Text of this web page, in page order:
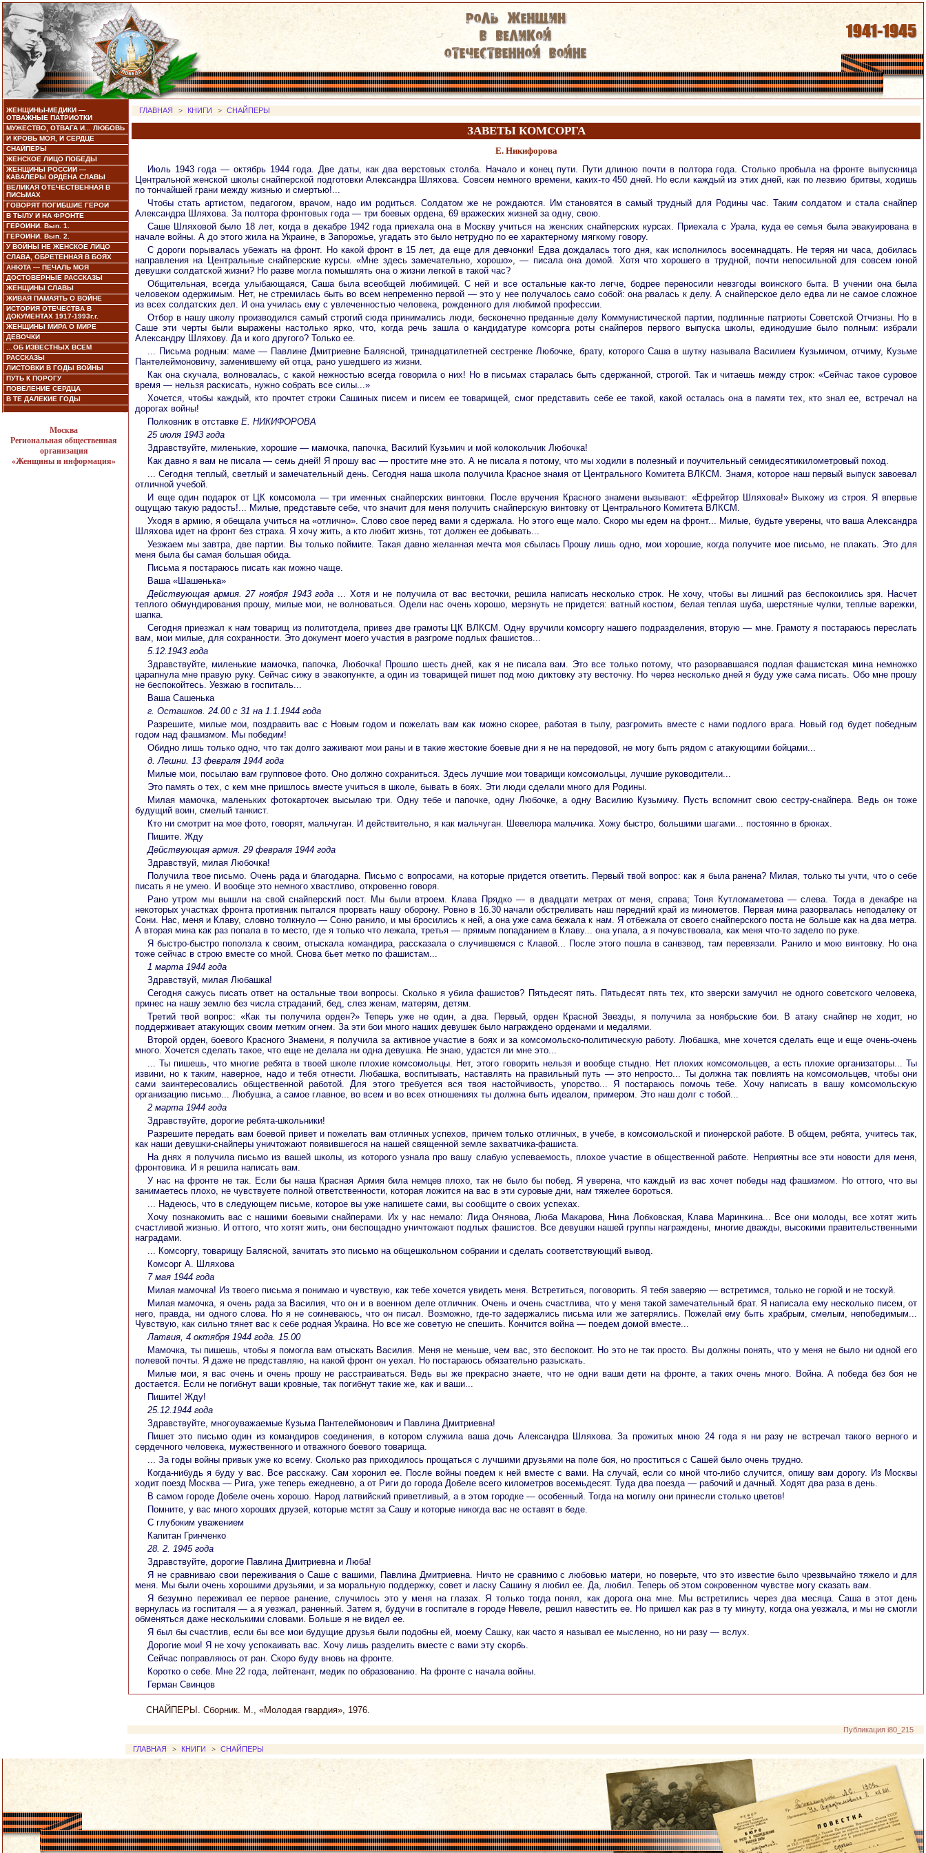
ЖЕНЩИНЫ-МЕДИКИ —
ОТВАЖНЫЕ ПАТРИОТКИ
МУЖЕСТВО, ОТВАГА И... ЛЮБОВЬ
И КРОВЬ МОЯ, И СЕРДЦЕ
СНАЙПЕРЫ
ЖЕНСКОЕ ЛИЦО ПОБЕДЫ
ЖЕНЩИНЫ РОССИИ —
КАВАЛЕРЫ ОРДЕНА СЛАВЫ
ВЕЛИКАЯ ОТЕЧЕСТВЕННАЯ В
ПИСЬМАХ
ГОВОРЯТ ПОГИБШИЕ ГЕРОИ
В ТЫЛУ И НА ФРОНТЕ
ГЕРОИНИ. Вып. 1.
ГЕРОИНИ. Вып. 2.
У ВОЙНЫ НЕ ЖЕНСКОЕ ЛИЦО
СЛАВА, ОБРЕТЕННАЯ В БОЯХ
АНЮТА — ПЕЧАЛЬ МОЯ
ДОСТОВЕРНЫЕ РАССКАЗЫ
ЖЕНЩИНЫ СЛАВЫ
ЖИВАЯ ПАМАЯТЬ О ВОЙНЕ
ИСТОРИЯ ОТЕЧЕСТВА В
ДОКУМЕНТАХ 1917-1993г.г.
ЖЕНЩИНЫ МИРА О МИРЕ
ДЕВОЧКИ
…ОБ ИЗВЕСТНЫХ ВСЕМ
РАССКАЗЫ
ЛИСТОВКИ В ГОДЫ ВОЙНЫ
ПУТЬ К ПОРОГУ
ПОВЕЛЕНИЕ СЕРДЦА
В ТЕ ДАЛЕКИЕ ГОДЫ
Москва
Региональная общественная
организация
«Женщины и информация»
ГЛАВНАЯ > КНИГИ > СНАЙПЕРЫ
ЗАВЕТЫ КОМСОРГА
Е. Никифорова
Июль 1943 года — октябрь 1944 года. Две даты, как два верстовых столба. Начало и конец пути. Пути длиною почти в полтора года. Столько пробыла на фронте выпускница
Центральной женской школы снайперской подготовки Александра Шляхова. Совсем немного времени, каких-то 450 дней. Но если каждый из этих дней, как по лезвию бритвы, ходишь
по тончайшей грани между жизнью и смертью!...
Чтобы стать артистом, педагогом, врачом, надо им родиться. Солдатом же не рождаются. Им становятся в самый трудный для Родины час. Таким солдатом и стала снайпер
Александра Шляхова. За полтора фронтовых года — три боевых ордена, 69 вражеских жизней за одну, свою.
Саше Шляховой было 18 лет, когда в декабре 1942 года приехала она в Москву учиться на женских снайперских курсах. Приехала с Урала, куда ее семья была эвакуирована в
начале войны. А до этого жила на Украине, в Запорожье, угадать это было нетрудно по ее характерному мягкому говору.
С дороги порывалась убежать на фронт. Но какой фронт в 15 лет, да еще для девчонки! Едва дождалась того дня, как исполнилось восемнадцать. Не теряя ни часа, добилась
направления на Центральные снайперские курсы. «Мне здесь замечательно, хорошо», — писала она домой. Хотя что хорошего в трудной, почти непосильной для совсем юной
девушки солдатской жизни? Но разве могла помышлять она о жизни легкой в такой час?
Общительная, всегда улыбающаяся, Саша была всеобщей любимицей. С ней и все остальные как-то легче, бодрее переносили невзгоды воинского быта. В учении она была
человеком одержимым. Нет, не стремилась быть во всем непременно первой — это у нее получалось само собой: она рвалась к делу. А снайперское дело едва ли не самое сложное
из всех солдатских дел. И она училась ему с увлеченностью человека, рожденного для любимой профессии.
Отбор в нашу школу производился самый строгий сюда принимались люди, бесконечно преданные делу Коммунистической партии, подлинные патриоты Советской Отчизны. Но в
Саше эти черты были выражены настолько ярко, что, когда речь зашла о кандидатуре комсорга роты снайперов первого выпуска школы, единодушие было полным: избрали
Александру Шляхову. Да и кого другого? Только ее.
... Письма родным: маме — Павлине Дмитриевне Балясной, тринадцатилетней сестренке Любочке, брату, которого Саша в шутку называла Василием Кузьмичом, отчиму, Кузьме
Пантелеймоновичу, заменившему ей отца, рано ушедшего из жизни.
Как она скучала, волновалась, с какой нежностью всегда говорила о них! Но в письмах старалась быть сдержанной, строгой. Так и читаешь между строк: «Сейчас такое суровое
время — нельзя раскисать, нужно собрать все силы...»
Хочется, чтобы каждый, кто прочтет строки Сашиных писем и писем ее товарищей, смог представить себе ее такой, какой осталась она в памяти тех, кто знал ее, встречал на
дорогах войны!
Полковник в отставке Е. НИКИФОРОВА
25 июля 1943 года
Здравствуйте, миленькие, хорошие — мамочка, папочка, Василий Кузьмич и мой колокольчик Любочка!
Как давно я вам не писала — семь дней! Я прошу вас — простите мне это. А не писала я потому, что мы ходили в полезный и поучительный семидесятикилометровый поход.
... Сегодня теплый, светлый и замечательный день. Сегодня наша школа получила Красное знамя от Центрального Комитета ВЛКСМ. Знамя, которое наш первый выпуск завоевал
отличной учебой.
И еще один подарок от ЦК комсомола — три именных снайперских винтовки. После вручения Красного знамени вызывают: «Ефрейтор Шляхова!» Выхожу из строя. Я впервые
ощущаю такую радость!... Милые, представьте себе, что значит для меня получить снайперскую винтовку от Центрального Комитета ВЛКСМ.
Уходя в армию, я обещала учиться на «отлично». Слово свое перед вами я сдержала. Но этого еще мало. Скоро мы едем на фронт... Милые, будьте уверены, что ваша Александра
Шляхова идет на фронт без страха. Я хочу жить, а кто любит жизнь, тот должен ее добывать...
Уезжаем мы завтра, две партии. Вы только поймите. Такая давно желанная мечта моя сбылась Прошу лишь одно, мои хорошие, когда получите мое письмо, не плакать. Это для
меня была бы самая большая обида.
Письма я постараюсь писать как можно чаще.
Ваша «Шашенька»
Действующая армия. 27 ноября 1943 года ... Хотя и не получила от вас весточки, решила написать несколько строк. Не хочу, чтобы вы лишний раз беспокоились зря. Насчет
теплого обмундирования прошу, милые мои, не волноваться. Одели нас очень хорошо, мерзнуть не придется: ватный костюм, белая теплая шуба, шерстяные чулки, теплые варежки,
шапка.
Сегодня приезжал к нам товарищ из политотдела, привез две грамоты ЦК ВЛКСМ. Одну вручили комсоргу нашего подразделения, вторую — мне. Грамоту я постараюсь переслать
вам, мои милые, для сохранности. Это документ моего участия в разгроме подлых фашистов...
5.12.1943 года
Здравствуйте, миленькие мамочка, папочка, Любочка! Прошло шесть дней, как я не писала вам. Это все только потому, что разорвавшаяся подлая фашистская мина немножко
царапнула мне правую руку. Сейчас сижу в эвакопункте, а один из товарищей пишет под мою диктовку эту весточку. Но через несколько дней я буду уже сама писать. Обо мне прошу
не беспокойтесь. Уезжаю в госпиталь...
Ваша Сашенька
г. Осташков. 24.00 с 31 на 1.1.1944 года
Разрешите, милые мои, поздравить вас с Новым годом и пожелать вам как можно скорее, работая в тылу, разгромить вместе с нами подлого врага. Новый год будет победным
годом над фашизмом. Мы победим!
Обидно лишь только одно, что так долго заживают мои раны и в такие жестокие боевые дни я не на передовой, не могу быть рядом с атакующими бойцами...
д. Лешни. 13 февраля 1944 года
Милые мои, посылаю вам групповое фото. Оно должно сохраниться. Здесь лучшие мои товарищи комсомольцы, лучшие руководители...
Это память о тех, с кем мне пришлось вместе учиться в школе, бывать в боях. Эти люди сделали много для Родины.
Милая мамочка, маленьких фотокарточек высылаю три. Одну тебе и папочке, одну Любочке, а одну Василию Кузьмичу. Пусть вспомнит свою сестру-снайпера. Ведь он тоже
будущий воин, смелый танкист.
Кто ни смотрит на мое фото, говорят, мальчуган. И действительно, я как мальчуган. Шевелюра мальчика. Хожу быстро, большими шагами... постоянно в брюках.
Пишите. Жду
Действующая армия. 29 февраля 1944 года
Здравствуй, милая Любочка!
Получила твое письмо. Очень рада и благодарна. Письмо с вопросами, на которые придется ответить. Первый твой вопрос: как я была ранена? Милая, только ты учти, что о себе
писать я не умею. И вообще это немного хвастливо, откровенно говоря.
Рано утром мы вышли на свой снайперский пост. Мы были втроем. Клава Прядко — в двадцати метрах от меня, справа; Тоня Кутломаметова — слева. Тогда в декабре на
некоторых участках фронта противник пытался прорвать нашу оборону. Ровно в 16.30 начали обстреливать наш передний край из минометов. Первая мина разорвалась неподалеку от
Сони. Нас, меня и Клаву, словно толкнуло — Соню ранило, и мы бросились к ней, а она уже сама бежала к нам. Я отбежала от своего снайперского поста не больше как на два метра.
А вторая мина как раз попала в то место, где я только что лежала, третья — прямым попаданием в Клаву... она упала, а я почувствовала, как меня что-то задело по руке.
Я быстро-быстро поползла к своим, отыскала командира, рассказала о случившемся с Клавой... После этого пошла в санвзвод, там перевязали. Ранило и мою винтовку. Но она
тоже сейчас в строю вместе со мной. Снова бьет метко по фашистам...
1 марта 1944 года
Здравствуй, милая Любашка!
Сегодня сажусь писать ответ на остальные твои вопросы. Сколько я убила фашистов? Пятьдесят пять. Пятьдесят пять тех, кто зверски замучил не одного советского человека,
принес на нашу землю без числа страданий, бед, слез женам, матерям, детям.
Третий твой вопрос: «Как ты получила орден?» Теперь уже не один, а два. Первый, орден Красной Звезды, я получила за ноябрьские бои. В атаку снайпер не ходит, но
поддерживает атакующих своим метким огнем. За эти бои много наших девушек было награждено орденами и медалями.
Второй орден, боевого Красного Знамени, я получила за активное участие в боях и за комсомольско-политическую работу. Любашка, мне хочется сделать еще и еще очень-очень
много. Хочется сделать такое, что еще не делала ни одна девушка. Не знаю, удастся ли мне это...
... Ты пишешь, что многие ребята в твоей школе плохие комсомольцы. Нет, этого говорить нельзя и вообще стыдно. Нет плохих комсомольцев, а есть плохие организаторы... Ты
извини, но к таким, наверное, надо и тебя отнести. Любашка, воспитывать, наставлять на правильный путь — это непросто... Ты должна так повлиять на комсомольцев, чтобы они
сами заинтересовались общественной работой. Для этого требуется вся твоя настойчивость, упорство... Я постараюсь помочь тебе. Хочу написать в вашу комсомольскую
организацию письмо... Любушка, а самое главное, во всем и во всех отношениях ты должна быть идеалом, примером. Это наш долг с тобой...
2 марта 1944 года
Здравствуйте, дорогие ребята-школьники!
Разрешите передать вам боевой привет и пожелать вам отличных успехов, причем только отличных, в учебе, в комсомольской и пионерской работе. В общем, ребята, учитесь так,
как наши девушки-снайперы уничтожают появившегося на нашей священной земле захватчика-фашиста.
На днях я получила письмо из вашей школы, из которого узнала про вашу слабую успеваемость, плохое участие в общественной работе. Неприятны все эти новости для меня,
фронтовика. И я решила написать вам.
У нас на фронте не так. Если бы наша Красная Армия била немцев плохо, так не было бы побед. Я уверена, что каждый из вас хочет победы над фашизмом. Но оттого, что вы
занимаетесь плохо, не чувствуете полной ответственности, которая ложится на вас в эти суровые дни, нам тяжелее бороться.
... Надеюсь, что в следующем письме, которое вы уже напишете сами, вы сообщите о своих успехах.
Хочу познакомить вас с нашими боевыми снайперами. Их у нас немало: Лида Онянова, Люба Макарова, Нина Лобковская, Клава Маринкина... Все они молоды, все хотят жить
счастливой жизнью. И оттого, что хотят жить, они беспощадно уничтожают подлых фашистов. Все девушки нашей группы награждены, многие дважды, высокими правительственными
наградами.
... Комсоргу, товарищу Балясной, зачитать это письмо на общешкольном собрании и сделать соответствующий вывод.
Комсорг А. Шляхова
7 мая 1944 года
Милая мамочка! Из твоего письма я понимаю и чувствую, как тебе хочется увидеть меня. Встретиться, поговорить. Я тебя заверяю — встретимся, только не горюй и не тоскуй.
Милая мамочка, я очень рада за Василия, что он и в военном деле отличник. Очень и очень счастлива, что у меня такой замечательный брат. Я написала ему несколько писем, от
него, правда, ни одного слова. Но я не сомневаюсь, что он писал. Возможно, где-то задержались письма или же затерялись. Пожелай ему быть храбрым, смелым, непобедимым...
Чувствую, как сильно тянет вас к себе родная Украина. Но все же советую не спешить. Кончится война — поедем домой вместе...
Латвия, 4 октября 1944 года. 15.00
Мамочка, ты пишешь, чтобы я помогла вам отыскать Василия. Меня не меньше, чем вас, это беспокоит. Но это не так просто. Вы должны понять, что у меня не было ни одной его
полевой почты. Я даже не представляю, на какой фронт он уехал. Но постараюсь обязательно разыскать.
Милые мои, я вас очень и очень прошу не расстраиваться. Ведь вы же прекрасно знаете, что не одни ваши дети на фронте, а таких очень много. Война. А победа без боя не
достается. Если не погибнут ваши кровные, так погибнут такие же, как и ваши...
Пишите! Жду!
25.12.1944 года
Здравствуйте, многоуважаемые Кузьма Пантелеймонович и Павлина Дмитриевна!
Пишет это письмо один из командиров соединения, в котором служила ваша дочь Александра Шляхова. За прожитых мною 24 года я ни разу не встречал такого верного и
сердечного человека, мужественного и отважного боевого товарища.
... За годы войны привык уже ко всему. Сколько раз приходилось прощаться с лучшими друзьями на поле боя, но проститься с Сашей было очень трудно.
Когда-нибудь я буду у вас. Все расскажу. Сам хоронил ее. После войны поедем к ней вместе с вами. На случай, если со мной что-либо случится, опишу вам дорогу. Из Москвы
ходит поезд Москва — Рига, уже теперь ежедневно, а от Риги до города Добеле всего километров восемьдесят. Туда два поезда — рабочий и дачный. Ходят два раза в день.
В самом городе Добеле очень хорошо. Народ латвийский приветливый, а в этом городке — особенный. Тогда на могилу они принесли столько цветов!
Помните, у вас много хороших друзей, которые мстят за Сашу и которые никогда вас не оставят в беде.
С глубоким уважением
Капитан Гринченко
28. 2. 1945 года
Здравствуйте, дорогие Павлина Дмитриевна и Люба!
Я не сравниваю свои переживания о Саше с вашими, Павлина Дмитриевна. Ничто не сравнимо с любовью матери, но поверьте, что это известие было чрезвычайно тяжело и для
меня. Мы были очень хорошими друзьями, и за моральную поддержку, совет и ласку Сашину я любил ее. Да, любил. Теперь об этом сокровенном чувстве могу сказать вам.
Я безумно переживал ее первое ранение, случилось это у меня на глазах. Я только тогда понял, как дорога она мне. Мы встретились через два месяца. Саша в этот день
вернулась из госпиталя — а я уезжал, раненный. Затем я, будучи в госпитале в городе Невеле, решил навестить ее. Но пришел как раз в ту минуту, когда она уезжала, и мы не смогли
обменяться даже несколькими словами. Больше я не видел ее.
Я был бы счастлив, если бы все мои будущие друзья были подобны ей, моему Сашку, как часто я называл ее мысленно, но ни разу — вслух.
Дорогие мои! Я не хочу успокаивать вас. Хочу лишь разделить вместе с вами эту скорбь.
Сейчас поправляюсь от ран. Скоро буду вновь на фронте.
Коротко о себе. Мне 22 года, лейтенант, медик по образованию. На фронте с начала войны.
Герман Свинцов
СНАЙПЕРЫ. Сборник. М., «Молодая гвардия», 1976.
Публикация i80_215
ГЛАВНАЯ > КНИГИ > СНАЙПЕРЫ